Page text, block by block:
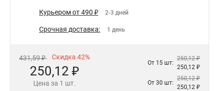
Курьером от 490 ₽ 2-3 дней
Срочная доставка: 1 день
431,59 ₽ Скидка 42%
250,12 ₽
Цена за 1 шт.
От 15 шт:
250,12 ₽
250,12 ₽
От 30 шт:
250,12 ₽
250,12 ₽